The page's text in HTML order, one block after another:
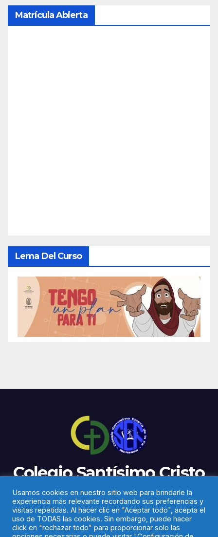
Matrícula Abierta
Lema Del Curso
Colegio Santísimo Cristo
de la Fe
Usamos cookies en nuestro sitio web para brindarle la
experiencia más relevante recordando sus preferencias y
visitas repetidas. Al hacer clic en "Aceptar todo", acepta el
uso de TODAS las cookies. Sin embargo, puede hacer
click en "rechazar todo" para proporcionar solo las